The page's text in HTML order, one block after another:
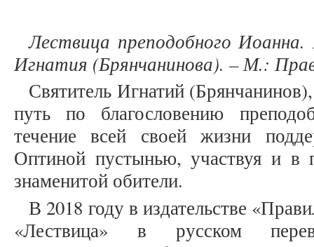
Лествица преподобного Иоанна.
Игнатия (Брянчанинова). – М.:
Святитель Игнатий
путь по благословению
течение всей своей жизни
Оптиной пустынью, участвуя и в
знаменитой обители.
В 2018 году в издательстве
«Лествица» в русском